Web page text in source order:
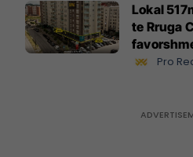
Lokal
te Rruga
biznesit
Pro